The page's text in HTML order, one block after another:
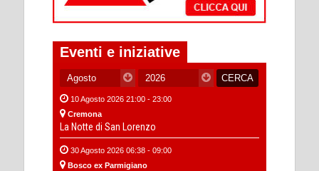
Eventi e iniziative
10 Agosto 2026 21:00 - 23:00
Cremona
La Notte di San Lorenzo
30 Agosto 2026 06:38 - 09:00
Bosco ex Parmigiano